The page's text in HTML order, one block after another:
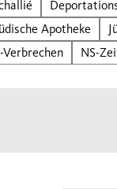
und
Apotheke
Verbrechen NS-